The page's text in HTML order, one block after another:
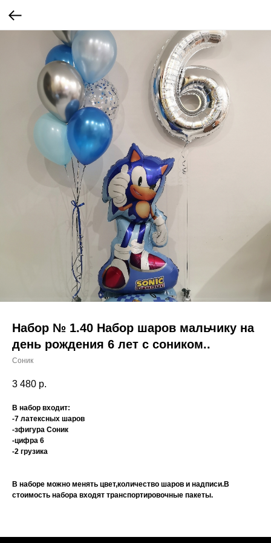
Набор № 1.40 Набор шаров мальчику на
день рождения 6 лет с соником..
Соник
3 480 р.
В набор входит:
-7 латексных шаров
-зфигура Соник
-цифра 6
-2 грузика
В наборе можно менять цвет,количество шаров и надписи.В
стоимость набора входят транспортировочные пакеты.